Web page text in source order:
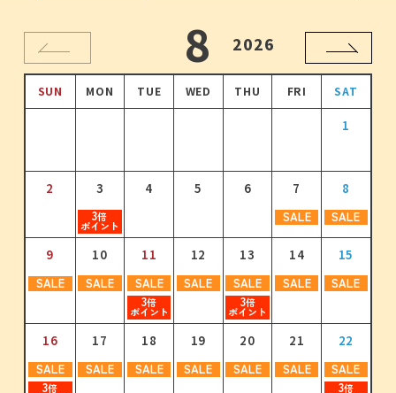
8 2026
SUN MON TUE WED THU FRI SAT
1
2 3
3倍
ポイント
4 5 6
7
SALE
8
SALE
9
SALE
10
SALE
11
SALE
3倍
ポイント
12
SALE
13
SALE
3倍
ポイント
14
SALE
15
SALE
16
SALE
3倍
17
SALE
18
SALE
19
SALE
20
SALE
21
SALE
22
SALE
3倍
9 2026
SUN MON TUE WED THU FRI SAT
5
6 7 8 9 10 11
3倍
ポイント
12
13
3倍
ポイント
14 15 16 17 18 19
20
3
ポイント
21 22
3
ポイント
23
3
ポイント
24 25 26
27
10 2026
SUN MON TUE WED THU FRI SAT
3
4 5 6 7 8 9 10
11
3倍
ポイント
12 13
3倍
ポイント
14 15 16 17
18
3倍
19 20 21 22
3倍
23
3倍
24
25 31
11 2026
SUN MON TUE WED THU FRI SAT
7
8 9 10 11 12 13
3倍
ポイント
14
15
3倍
ポイント
16 17 18 19 20 21
22
3
ポイント
23
3
ポイント
24 25 26 27 28
29
12 2026
SUN MON TUE WED THU FRI SAT
5
6 7 8 9 10 11
3倍
ポイント
12
13
3倍
ポイント
14 15 16 17 18 19
20
3
ポイント
21 22
3
ポイント
23
3
ポイント
24 25 26
27
1 2027
SUN MON TUE WED THU FRI SAT
2
3 4 5 6 7 8 9
10 11
3倍
ポイント
12 13
3倍
ポイント
14 15 16
17
3倍
18 19 20 21 22
3倍
23
3倍
24 30